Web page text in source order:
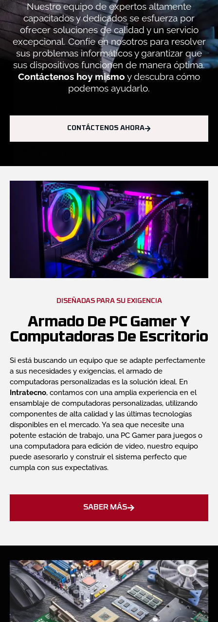
Nuestro equipo de expertos altamente
capacitados y dedicados se esfuerza por
ofrecer soluciones de calidad y un servicio
excepcional. Confíe en nosotros para resolver
sus problemas informáticos y garantizar que
sus dispositivos funcionen de manera óptima.
Contáctenos hoy mismo y descubra cómo
podemos ayudarlo.
CONTÁCTENOS AHORA
DISEÑADAS PARA SU EXIGENCIA
Armado De PC Gamer Y
Computadoras De Escritorio
Si está buscando un equipo que se adapte perfectamente
a sus necesidades y exigencias, el armado de
computadoras personalizadas es la solución ideal. En
Intratecno, contamos con una amplia experiencia en el
ensamblaje de computadoras personalizadas, utilizando
componentes de alta calidad y las últimas tecnologías
disponibles en el mercado. Ya sea que necesite una
potente estación de trabajo, una PC Gamer para juegos o
una computadora para edición de video, nuestro equipo
puede asesorarlo y construir el sistema perfecto que
cumpla con sus expectativas.
SABER MÁS